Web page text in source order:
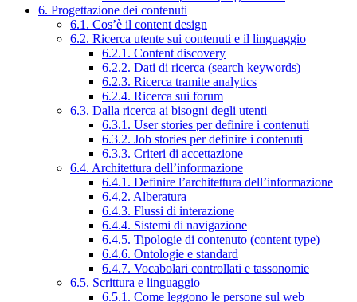
6. Progettazione dei contenuti
6.1. Cos’è il content design
6.2. Ricerca utente sui contenuti e il linguaggio
6.2.1. Content discovery
6.2.2. Dati di ricerca (search keywords)
6.2.3. Ricerca tramite analytics
6.2.4. Ricerca sui forum
6.3. Dalla ricerca ai bisogni degli utenti
6.3.1. User stories per definire i contenuti
6.3.2. Job stories per definire i contenuti
6.3.3. Criteri di accettazione
6.4. Architettura dell’informazione
6.4.1. Definire l’architettura dell’informazione
6.4.2. Alberatura
6.4.3. Flussi di interazione
6.4.4. Sistemi di navigazione
6.4.5. Tipologie di contenuto (content type)
6.4.6. Ontologie e standard
6.4.7. Vocabolari controllati e tassonomie
6.5. Scrittura e linguaggio
6.5.1. Come leggono le persone sul web